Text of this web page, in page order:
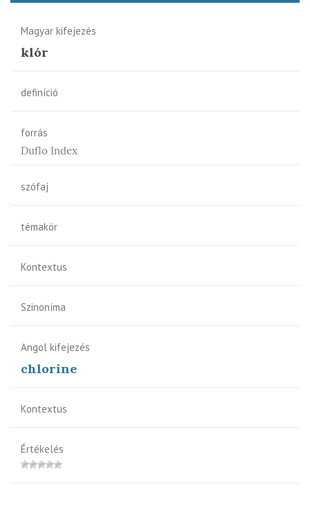
Magyar kifejezés
klór
definíció
forrás
Duflo Index
szófaj
témakör
Kontextus
Szinoníma
Angol kifejezés
chlorine
Kontextus
Értékelés